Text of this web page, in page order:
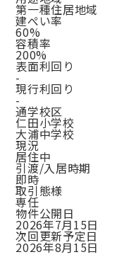
第一種住居地域
建ぺい率
60%
容積率
200%
表面利回り
-
現行利回り
-
通学校区
仁田小学校
大浦中学校
現況
居住中
引渡/入居時期
即時
取引態様
専任
物件公開日
2026年7月15日
次回更新予定日
2026年8月15日